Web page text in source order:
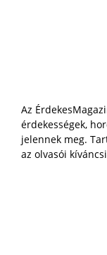
Az
érdekességek,
jelennek meg.
az olvasói